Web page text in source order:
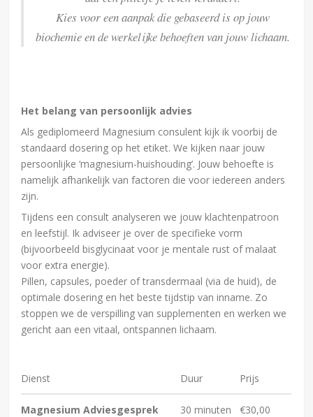
Kies voor een aanpak die gebaseerd is op jouw
biochemie en de werkelijke behoeften van jouw lichaam.
Het belang van persoonlijk advies
Als gediplomeerd Magnesium consulent kijk ik voorbij de
standaard dosering op het etiket. We kijken naar jouw
persoonlijke ‘magnesium-huishouding’. Jouw behoefte is
namelijk afhankelijk van factoren die voor iedereen anders
zijn.
Tijdens een consult analyseren we jouw klachtenpatroon
en leefstijl. Ik adviseer je over de specifieke vorm
(bijvoorbeeld bisglycinaat voor je mentale rust of malaat
voor extra energie).
Pillen, capsules, poeder of transdermaal (via de huid), de
optimale dosering en het beste tijdstip van inname. Zo
stoppen we de verspilling van supplementen en werken we
gericht aan een vitaal, ontspannen lichaam.
Dienst Duur Prijs
Magnesium Adviesgesprek 30 minuten €30,00